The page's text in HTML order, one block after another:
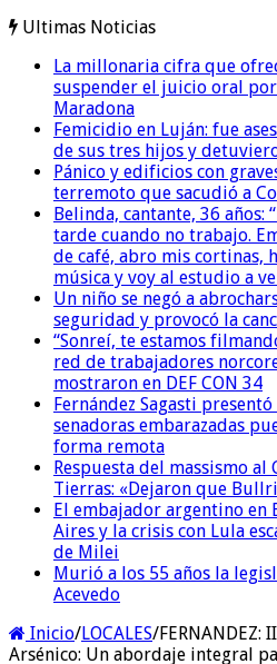
Ultimas Noticias
La millonaria cifra que
suspender el juicio oral
Maradona
Femicidio en Luján: fue
de sus tres hijos y
Pánico y edificios con
terremoto que sacudió a
Belinda, cantante, 36 años:
tarde cuando no trabajo.
de café, abro mis cortinas,
música y voy al estudio a
Un niño se negó a
seguridad y provocó la
“Sonreí, te estamos
red de trabajadores
mostraron en DEF CON 34
Fernández Sagasti
senadoras embarazadas
forma remota
Respuesta del massismo
Tierras: «Dejaron que
El embajador argentino en
Aires y la crisis con Lula
de Milei
Murió a los 55 años la
Acevedo
Inicio/LOCALES/FERNANDEZ:
Arsénico: Un abordaje integral